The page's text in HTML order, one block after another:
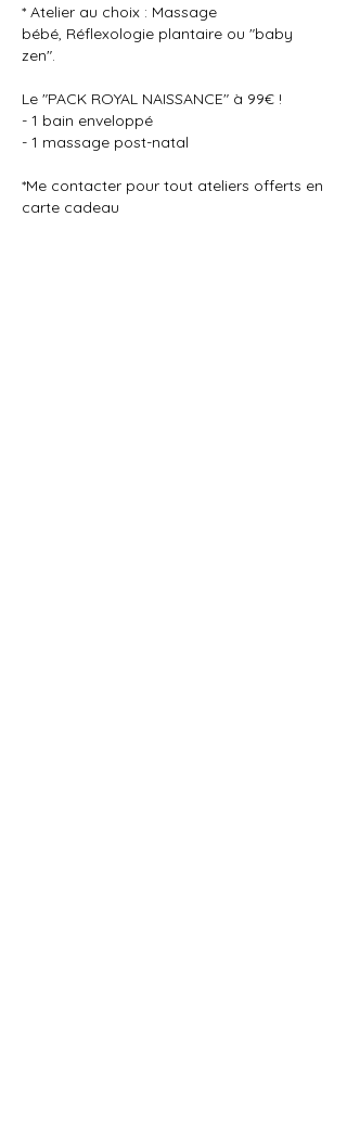
* Atelier au choix : Massage
bébé, Réflexologie plantaire ou "baby
zen".
Le "PACK ROYAL NAISSANCE" à 99€ !
- 1 bain enveloppé
- 1 massage post-natal
*Me contacter pour tout ateliers offerts en
carte cadeau